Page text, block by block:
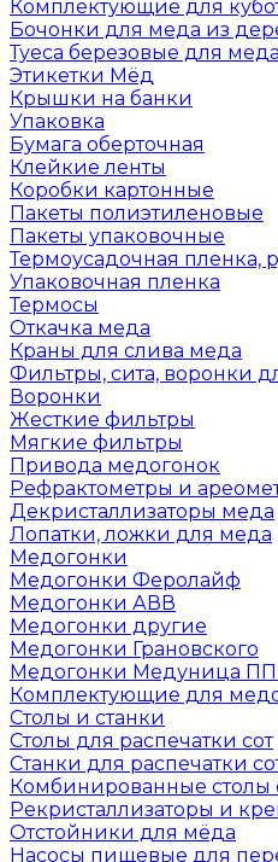
Комплектующие для
Бочонки для меда из
Туеса березовые для
Этикетки Мёд
Крышки на банки
Упаковка
Бумага оберточная
Клейкие ленты
Коробки картонные
Пакеты полиэтиленовые
Пакеты упаковочные
Термоусадочная пленка,
Упаковочная пленка
Термосы
Откачка меда
Краны для слива меда
Фильтры, сита, воронки
Воронки
Жесткие фильтры
Мягкие фильтры
Привода медогонок
Рефрактометры и
Декристаллизаторы меда
Лопатки, ложки для меда
Медогонки
Медогонки Феролайф
Медогонки АВВ
Медогонки другие
Медогонки Грановского
Медогонки Медуница ПП
Комплектующие для
Столы и станки
Столы для распечатки сот
Станки для распечатки
Комбинированные столы
Рекристаллизаторы и
Отстойники для мёда
Насосы пищевые для